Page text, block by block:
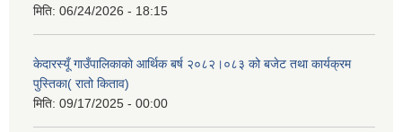
मिति: 06/24/2026 - 18:15
केदारस्यूँ गाउँपालिकाकाे आर्थिक बर्ष २०८२।०८३ को बजेट तथा कार्यक्रम
पुस्तिका( रातो किताव)
मिति: 09/17/2025 - 00:00